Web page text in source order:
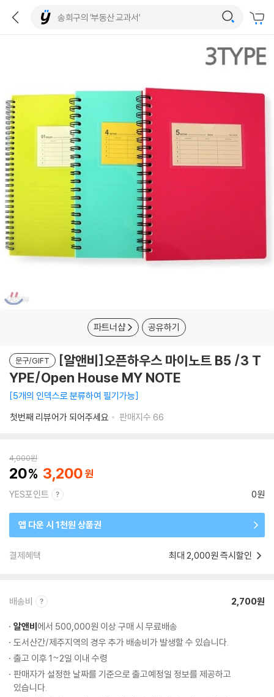
파트너샵 공유하기
문구/GIFT
[알앤비]오픈하우스 마이노트 B5 /3 T
YPE/Open House MY NOTE
5개의 인덱스로 분류하여 필기가능
첫번째 리뷰어가 되어주세요
판매지수 66
4,000원
20 3,200
YES포인트 0원
앱 다운 시 1천원 상품권
결제혜택 최대 2,000원 즉시할인
배송비 2,700원
알앤비에서 500,000원 이상 구매 시 무료배송
도서산간/제주지역의 경우 추가 배송비가 발생할 수 있습니다.
출고 이후 1~2일 이내 수령
판매자가 설정한 날짜를 기준으로 출고예정일 정보를 제공하고
있습니다.